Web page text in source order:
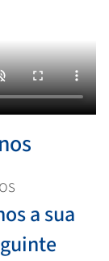
a sua